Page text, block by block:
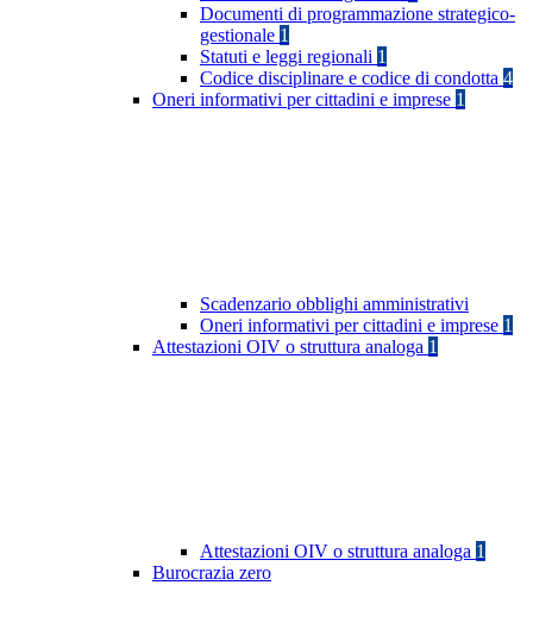
Documenti di programmazione strategico-
gestionale 1
Statuti e leggi regionali 1
Codice disciplinare e codice di condotta 4
Oneri informativi per cittadini e imprese 1
Scadenzario obblighi amministrativi
Oneri informativi per cittadini e imprese 1
Attestazioni OIV o struttura analoga 1
Attestazioni OIV o struttura analoga 1
Burocrazia zero